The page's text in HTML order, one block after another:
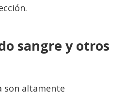
sangre y otros
son altamente